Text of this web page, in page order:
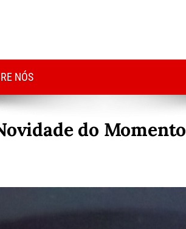
NÓS
do Momento